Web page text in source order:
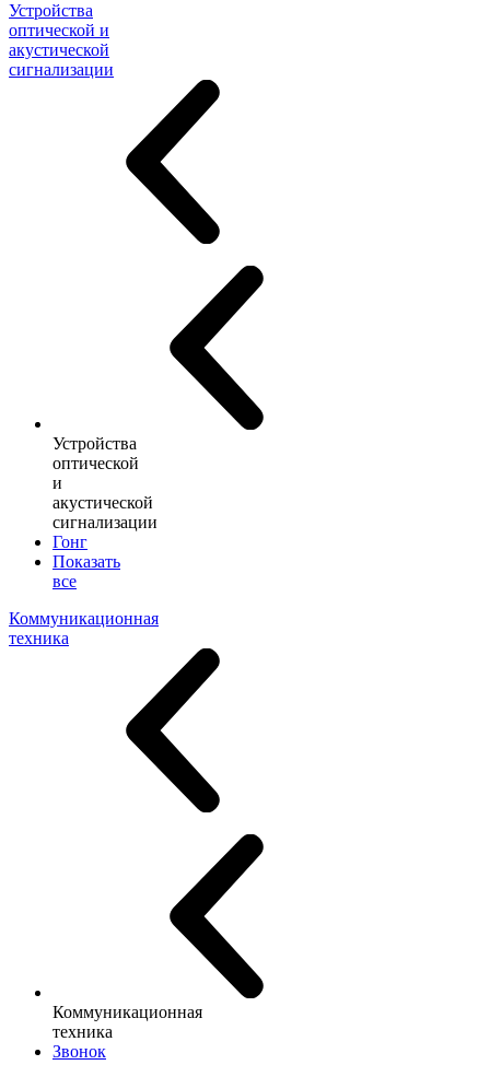
Устройства
оптической и
акустической
сигнализации
Устройства
оптической
и
акустической
сигнализации
Гонг
Показать
все
Коммуникационная
техника
Коммуникационная
техника
Звонок